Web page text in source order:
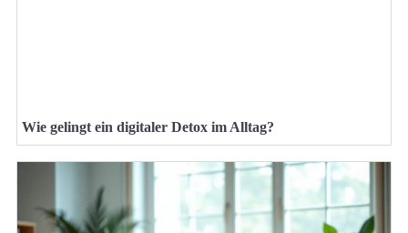
Wie gelingt ein digitaler Detox im Alltag?